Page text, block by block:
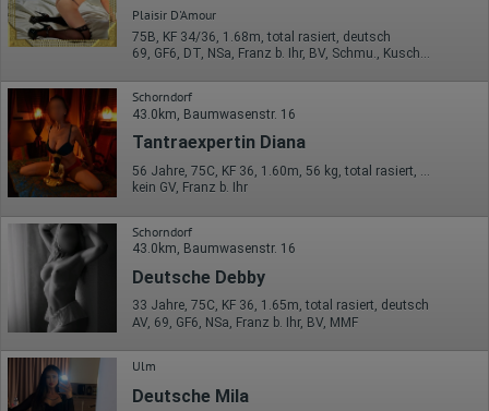
Plaisir D'Amour
75B, KF 34/36, 1.68m, total rasiert, deutsch
69, GF6, DT, NSa, Franz b. Ihr, BV, Schmu., Kuscheln
Schorndorf
43.0km, Baumwasenstr. 16
Tantraexpertin Diana
56 Jahre, 75C, KF 36, 1.60m, 56 kg, total rasiert, deutsch
kein GV, Franz b. Ihr
Schorndorf
43.0km, Baumwasenstr. 16
Deutsche Debby
33 Jahre, 75C, KF 36, 1.65m, total rasiert, deutsch
AV, 69, GF6, NSa, Franz b. Ihr, BV, MMF
Ulm
Deutsche Mila